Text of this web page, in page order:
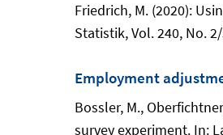
Friedrich, M. (2020):
Statistik, Vol. 240, No.
Employment
Bossler, M.,
survey experiment. In: